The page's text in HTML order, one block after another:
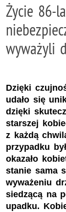
Życie 86-
wyważyli
Dzięki
udało się
dzięki
starszej
z każdą
przypadku
okazało
stanie sama
wyważeniu
siedzącą na
upadku.